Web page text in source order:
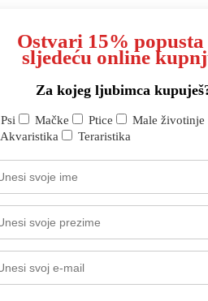
Ostvari 15% popusta
sljedeću online
Za kojeg ljubimca
Psi Mačke Ptice
Male životinje
Akvaristika
Teraristika